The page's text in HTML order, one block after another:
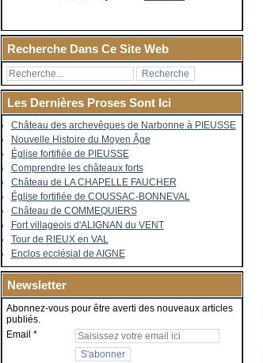
Recherche Dans Ce Site Web
Les Dernières Proses Sont Ici
Château des archevêques de Narbonne à PIEUSSE
Nouvelle Histoire du Moyen Âge
Église fortifiée de PIEUSSE
Comprendre les châteaux forts
Château de LA CHAPELLE FAUCHER
Église fortifiée de COUSSAC-BONNEVAL
Château de COMMEQUIERS
Fort villageois d'ALIGNAN du VENT
Tour de RIEUX en VAL
Enclos ecclésial de AIGNE
Newsletter
Abonnez-vous pour être averti des nouveaux articles
publiés.
Email